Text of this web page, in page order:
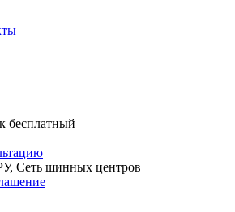
бесплатный
Сеть шинных центров